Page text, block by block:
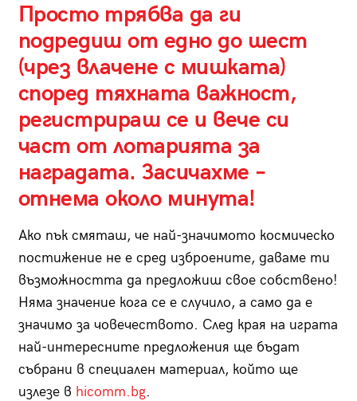
Просто трябва да ги
подредиш от едно до шест
(чрез влачене с мишката)
според тяхната важност,
регистрираш се и вече си
част от лотарията за
наградата. Засичахме –
отнема около минута!
Ако пък смяташ, че най-значимото космическо
постижение не е сред изброените, даваме ти
възможността да предложиш свое собствено!
Няма значение кога се е случило, а само да е
значимо за човечеството. След края на играта
най-интересните предложения ще бъдат
събрани в специален материал, който ще
излезе в hicomm.bg.